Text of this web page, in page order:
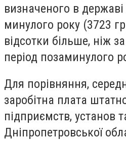
визначеного в державі
минулого року (3723
відсотки більше, ніж
період позаминулого
Для порівняння,
заробітна плата
підприємств, установ
Дніпропетровської